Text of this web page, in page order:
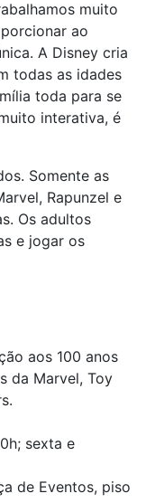
muito
ao
A Disney cria
todas as idades
toda para se
interativa, é
Somente as
Rapunzel e
Os adultos
e jogar os
aos 100 anos
da Marvel, Toy
sexta e
de Eventos, piso